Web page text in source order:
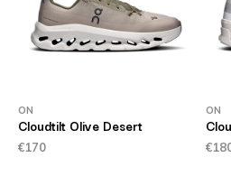
ON
Cloudtilt Olive Desert
€170
ON